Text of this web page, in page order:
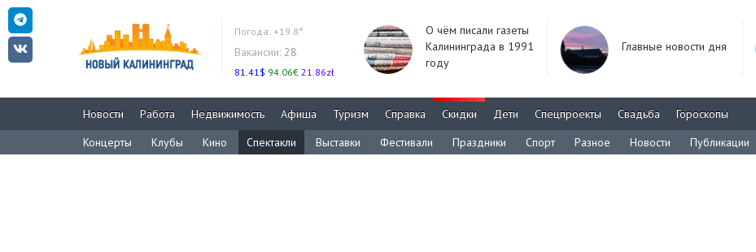
Погода: +19.8°
Вакансии: 28
81.41$ 94.06€ 21.86zł
О чём писали газеты
Калининграда в 1991
году
Главные новости дня
Новости Работа Недвижимость Афиша Туризм Справка Скидки Дети Спецпроекты Свадьба
Гороскопы
Концерты
Клубы Кино Спектакли Выставки Фестивали Праздники Спорт Разное Новости Публикации